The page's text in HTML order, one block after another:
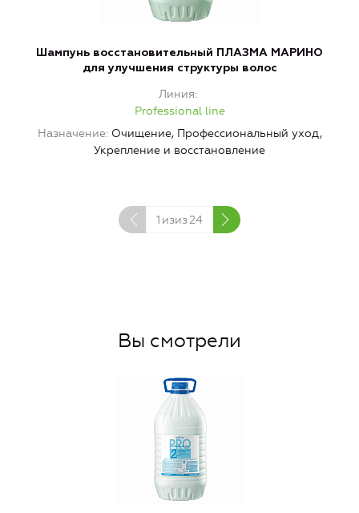
Шампунь восстановительный ПЛАЗМА МАРИНО
для улучшения структуры волос
Линия
Professional line
Назначение Очищение, Профессиональный уход,
Укрепление и восстановление
1 изиз24
Вы смотрели